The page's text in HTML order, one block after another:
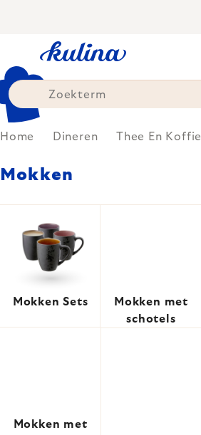
Home Dineren Thee En Koffie
Mokken
Mokken Sets
Mokken met
schotels
Mokken met